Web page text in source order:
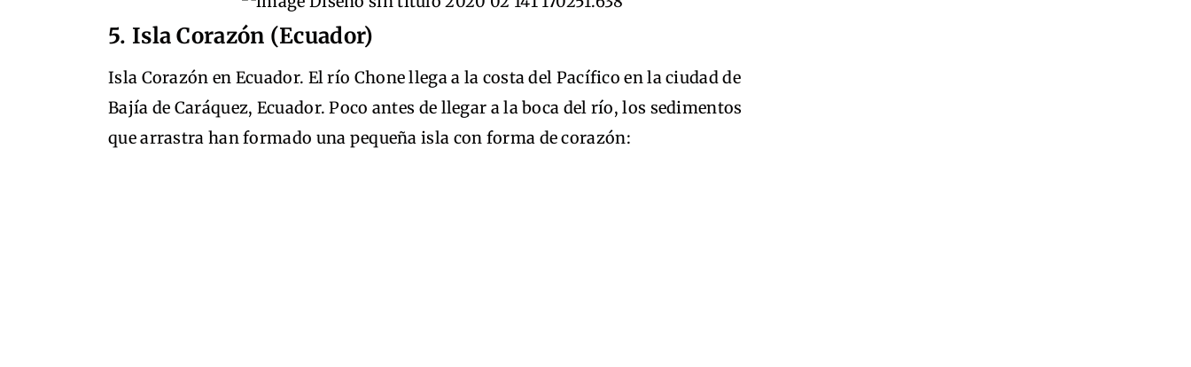
5. Isla Corazón (Ecuador)
Isla Corazón en Ecuador. El río Chone llega a la costa del Pacífico en la ciudad de
Bajía de Caráquez, Ecuador. Poco antes de llegar a la boca del río, los sedimentos
que arrastra han formado una pequeña isla con forma de corazón: